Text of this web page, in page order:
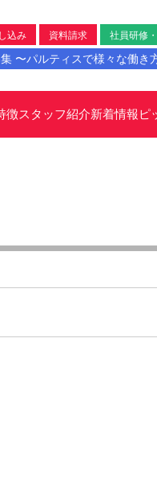
込み 資料請求 社員研修
〜パルティスで様々な働き
徴スタッフ紹介新着情報ピ